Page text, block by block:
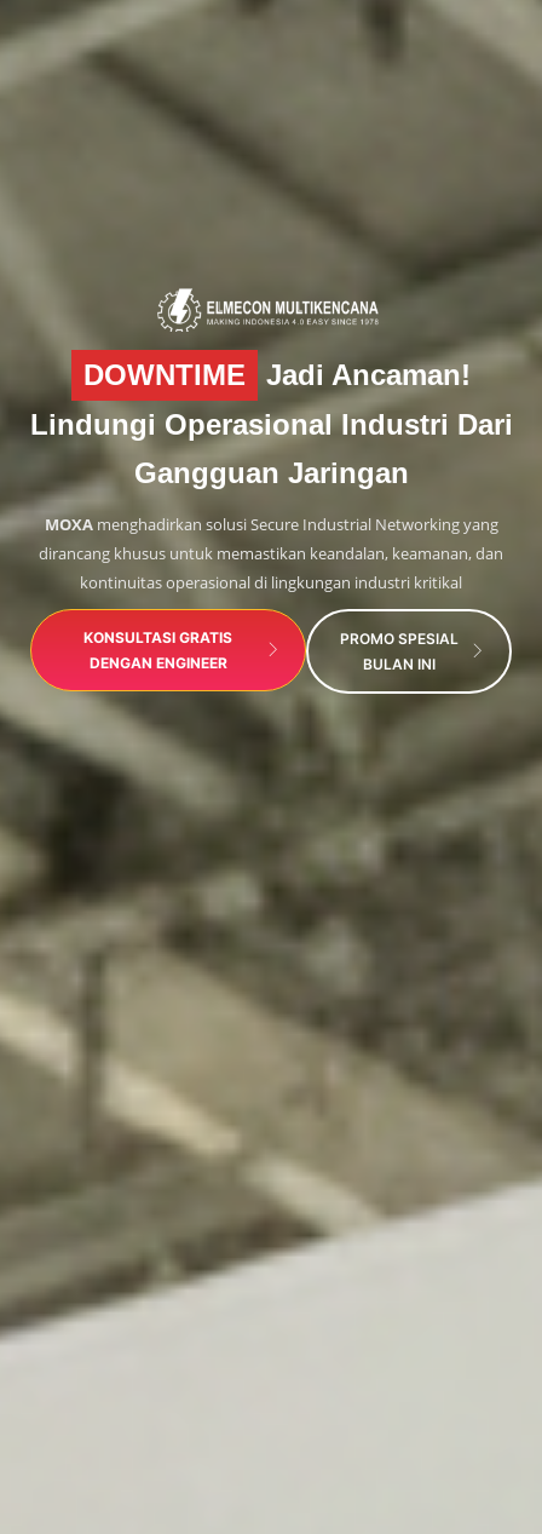
DOWNTIME
Jadi Ancaman!
Lindungi Operasional Industri Dari
Gangguan Jaringan
MOXAmenghadirkan solusiSecure Industrial Networkingyang
dirancang khusus untuk memastikan keandalan, keamanan, dan
kontinuitas operasionaldi lingkungan industri kritikal
KONSULTASI GRATIS
DENGAN ENGINEER
PROMO SPESIAL
BULAN INI